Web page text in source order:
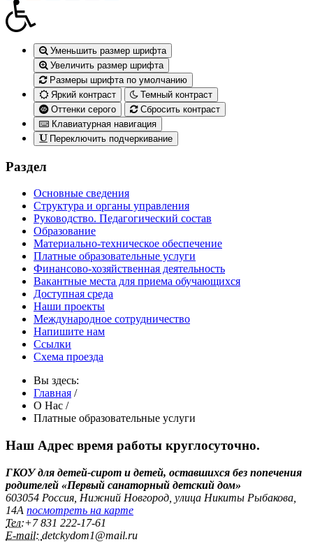
Уменьшить размер шрифта
Увеличить размер шрифта
Размеры шрифта по умолчанию
Яркий контраст
Темный контраст
Оттенки серого
Сбросить контраст
Клавиатурная навигация
Переключить подчеркивание
Раздел
Основные сведения
Структура и органы управления
Руководство. Педагогический состав
Образование
Материально-техническое обеспечение
Платные образовательные услуги
Финансово-хозяйственная деятельность
Вакантные места для приема обучающихся
Доступная среда
Наши проекты
Международное сотрудничество
Напишите нам
Ссылки
Схема проезда
Вы здесь:
Главная /
О Нас /
Платные образовательные услуги
Наш Адрес время работы круглосуточно.
ГКОУ для детей-сирот и детей, оставшихся без попечения
родителей «Первый санаторный детский дом»
603054 Россия, Нижний Новгород, улица Никиты Рыбакова,
14А посмотреть на карте
Тел:+7 831 222‑17-61
E-mail: detckydom1@mail.ru